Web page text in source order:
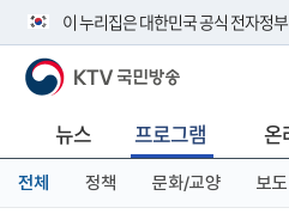
이 누리집은 대한민국 공식 전자정
공식 누리집 주소 확인하기
니다.
이밖에 or.kr 또는 .kr등 다른 도메인
서 도메인 주소를 확인해 보세요
KTV 국민방송
뉴스 프로그램 온
전체 정책 문화/교양 보도